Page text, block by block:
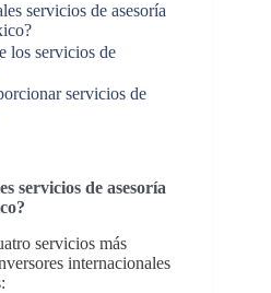
servicios de asesoría
los servicios de
servicios de
servicios de asesoría
servicios más
internacionales